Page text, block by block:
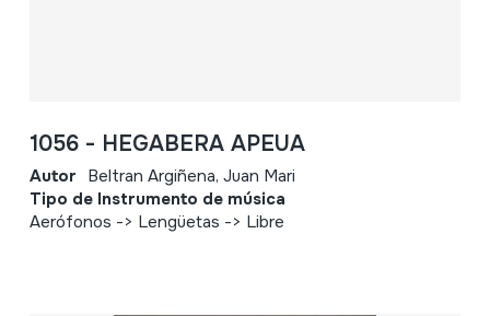
1056 - HEGABERA APEUA
Autor Beltran Argiñena, Juan Mari
Tipo de Instrumento de música
Aerófonos -> Lengüetas -> Libre